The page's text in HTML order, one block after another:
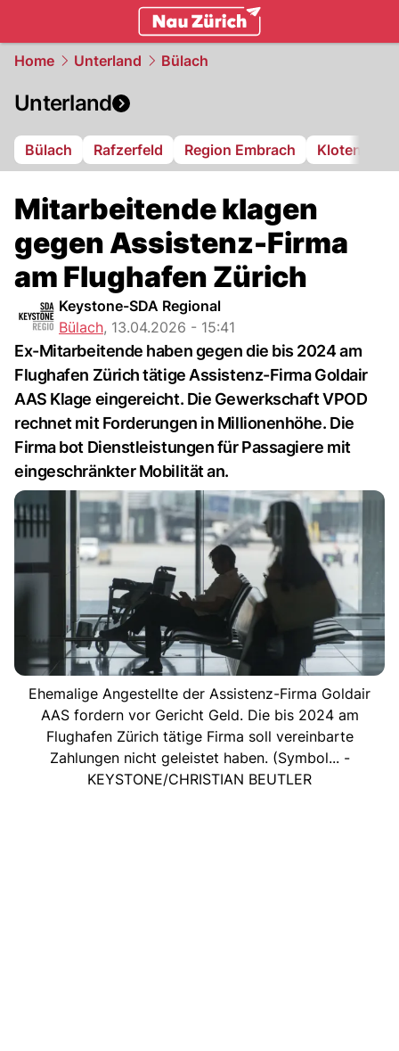
Home Unterland Bülach
Unterland
Bülach Rafzerfeld Region Embrach Kloten
Mitarbeitende klagen
gegen Assistenz-Firma
am Flughafen Zürich
Keystone-SDA Regional
Bülach, 13.04.2026 - 15:41
Ex-Mitarbeitende haben gegen die bis 2024 am
Flughafen Zürich tätige Assistenz-Firma Goldair
AAS Klage eingereicht. Die Gewerkschaft VPOD
rechnet mit Forderungen in Millionenhöhe. Die
Firma bot Dienstleistungen für Passagiere mit
eingeschränkter Mobilität an.
Ehemalige Angestellte der Assistenz-Firma Goldair
AAS fordern vor Gericht Geld. Die bis 2024 am
Flughafen Zürich tätige Firma soll vereinbarte
Zahlungen nicht geleistet haben. (Symbol... -
KEYSTONE/CHRISTIAN BEUTLER